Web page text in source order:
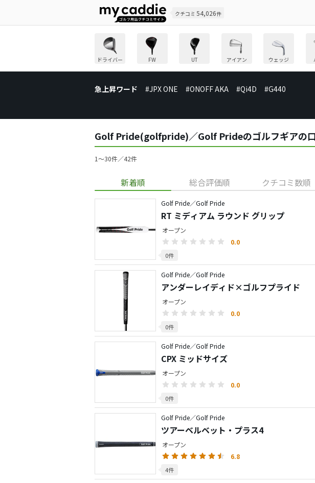
クチコミ 54,026件
ドライバー FW UT アイアン ウェッジ
急上昇ワード #JPX ONE #ONOFF AKA #Qi4D #G440
Golf Pride(golfpride)／Golf Prideのゴルフギアの
1〜30件／42件
新着順 総合評価順 クチコミ数順
Golf Pride／Golf Pride
RT ミディアム ラウンド グリップ
オープン
0.0
0件
Golf Pride／Golf Pride
アンダーレイディド×ゴルフプライド
オープン
0.0
0件
Golf Pride／Golf Pride
CPX ミッドサイズ
オープン
0.0
0件
Golf Pride／Golf Pride
ツアーベルベット・プラス4
オープン
6.8
4件